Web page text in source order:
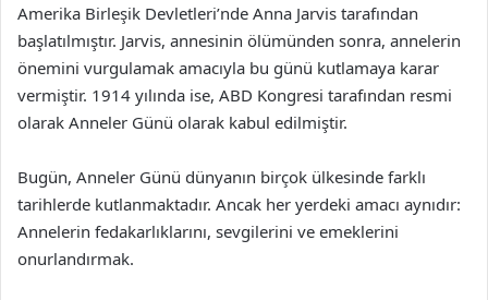
Amerika Birleşik Devletleri’nde Anna Jarvis tarafından
başlatılmıştır. Jarvis, annesinin ölümünden sonra, annelerin
önemini vurgulamak amacıyla bu günü kutlamaya karar
vermiştir. 1914 yılında ise, ABD Kongresi tarafından resmi
olarak Anneler Günü olarak kabul edilmiştir.
Bugün, Anneler Günü dünyanın birçok ülkesinde farklı
tarihlerde kutlanmaktadır. Ancak her yerdeki amacı aynıdır:
Annelerin fedakarlıklarını, sevgilerini ve emeklerini
onurlandırmak.